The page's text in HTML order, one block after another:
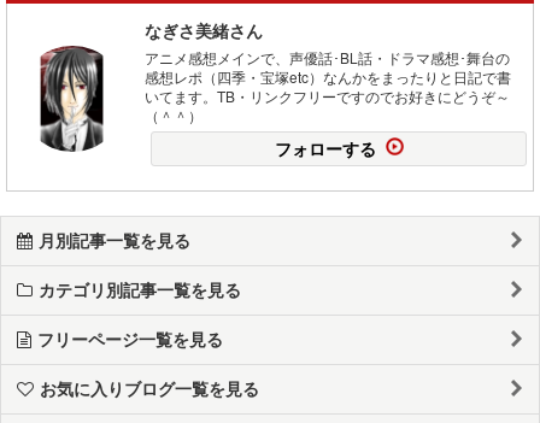
なぎさ美緒さん
アニメ感想メインで、声優話･BL話・ドラマ感想･舞台の
感想レポ（四季・宝塚etc）なんかをまったりと日記で書
いてます。TB・リンクフリーですのでお好きにどうぞ～
（＾＾）
フォローする
月別記事一覧を見る
カテゴリ別記事一覧を見る
フリーページ一覧を見る
お気に入りブログ一覧を見る